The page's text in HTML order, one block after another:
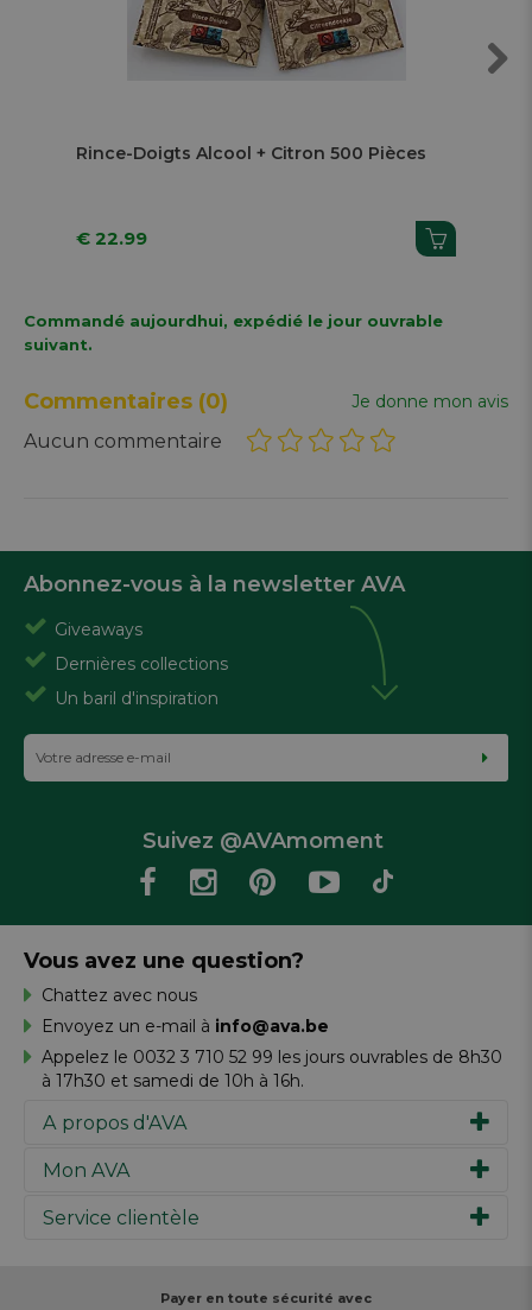
Rince-Doigts Alcool + Citron 500 Pièces
€ 22.99
Commandé aujourdhui, expédié le jour ouvrable
suivant.
Commentaires (0) Je donne mon avis
Aucun commentaire
Abonnez-vous à la newsletter AVA
Giveaways
Dernières collections
Un baril d'inspiration
Suivez @AVAmoment
A propos d'AVA
Notre histoire
Travailler chez AVA
Mon AVA
Inspiration
Réalisez votre création
Service clientèle
Votre paiement
Vous avez une question?
Chattez avec nous
Envoyez un e-mail à info@ava.be
Appelez le 0032 3 710 52 99 les jours ouvrables de 8h30
à 17h30 et samedi de 10h à 16h.
Payer en toute sécurité avec